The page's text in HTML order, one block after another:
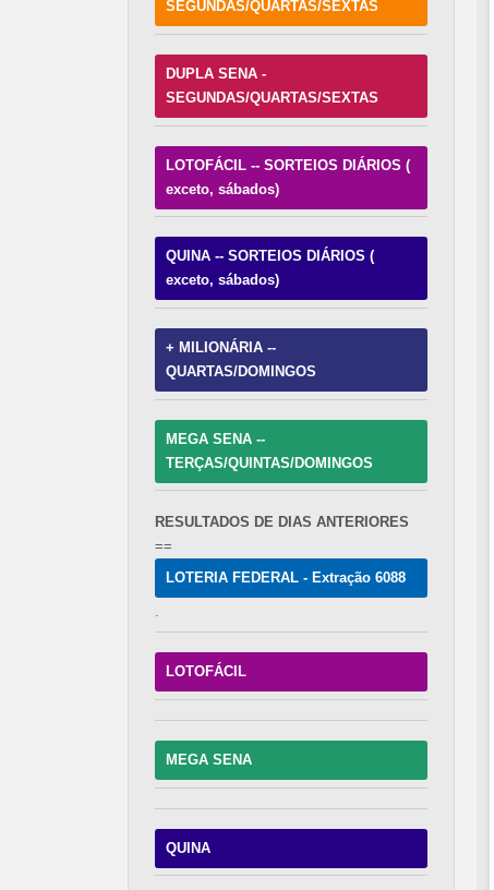
SEGUNDAS/QUARTAS/SEXTAS
DUPLA SENA -
SEGUNDAS/QUARTAS/SEXTAS
LOTOFÁCIL -- SORTEIOS DIÁRIOS (
exceto, sábados)
QUINA -- SORTEIOS DIÁRIOS (
exceto, sábados)
+ MILIONÁRIA --
QUARTAS/DOMINGOS
MEGA SENA --
TERÇAS/QUINTAS/DOMINGOS
RESULTADOS DE DIAS ANTERIORES
==
LOTERIA FEDERAL - Extração 6088
.
LOTOFÁCIL
MEGA SENA
QUINA